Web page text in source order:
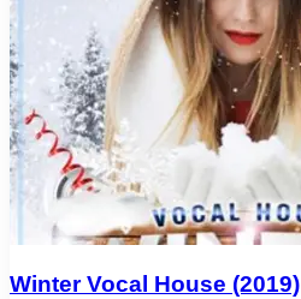
Winter Vocal House (2019)